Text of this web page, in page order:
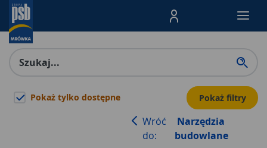
Menu Produktów,
Pokaż tylko dostępne Pokaż filtry
Wróć
do:
Narzędzia
budowlane